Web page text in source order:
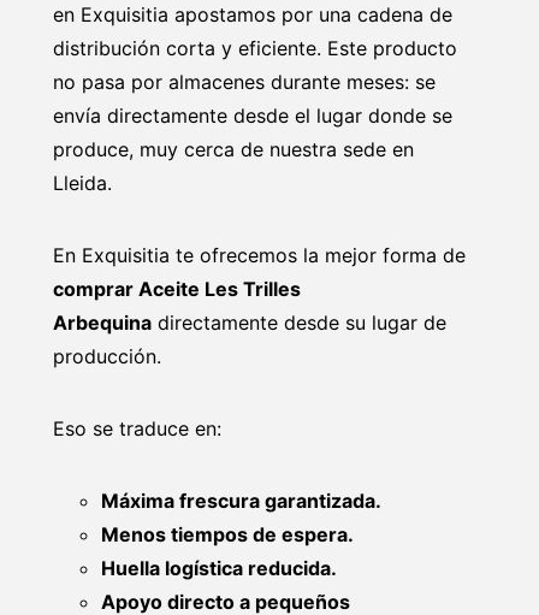
en Exquisitia apostamos por una cadena de
distribución corta y eficiente. Este producto
no pasa por almacenes durante meses: se
envía directamente desde el lugar donde se
produce, muy cerca de nuestra sede en
Lleida.
En Exquisitia te ofrecemos la mejor forma de
comprar Aceite Les Trilles
Arbequina directamente desde su lugar de
producción.
Eso se traduce en:
Máxima frescura garantizada.
Menos tiempos de espera.
Huella logística reducida.
Apoyo directo a pequeños